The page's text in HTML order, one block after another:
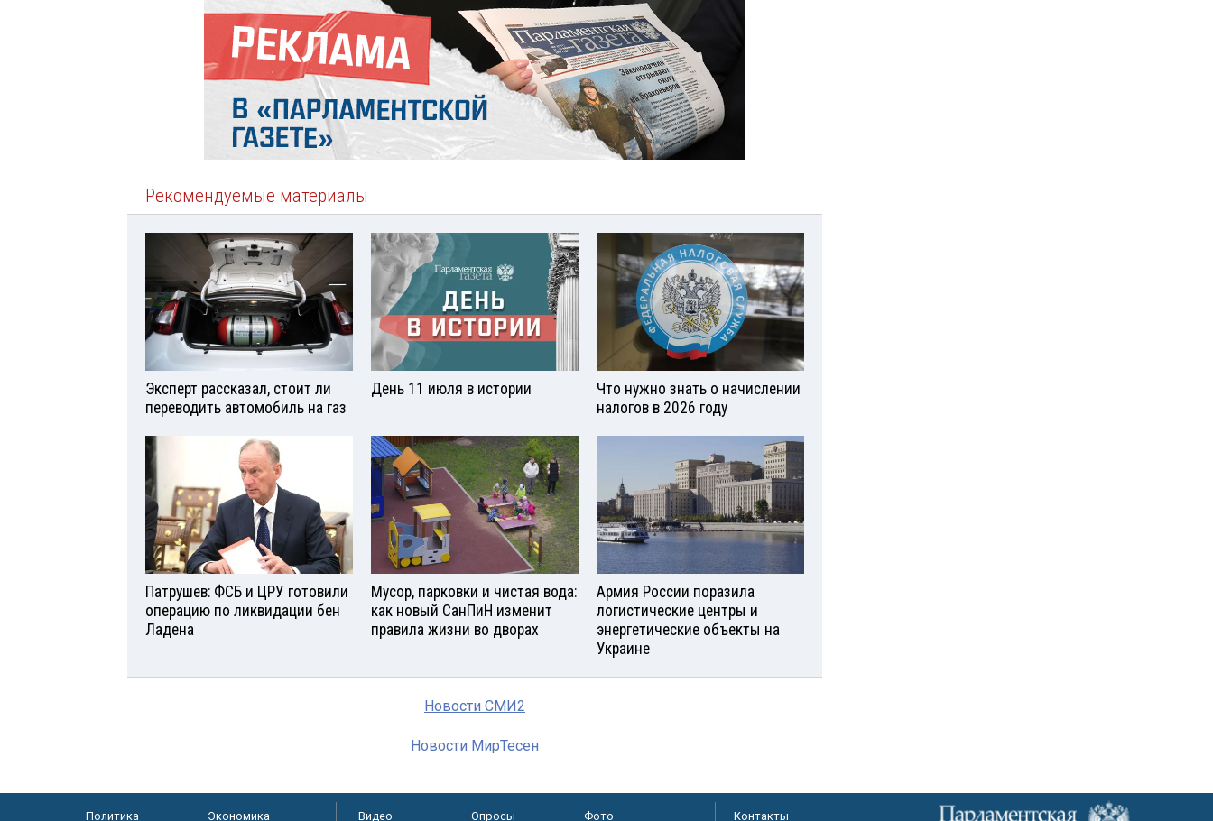
Рекомендуемые материалы
Эксперт рассказал, стоит ли
переводить автомобиль на газ
День 11 июля в истории
Что нужно знать о начислении
налогов в 2026 году
Патрушев: ФСБ и ЦРУ готовили
операцию по ликвидации бен
Ладена
Мусор, парковки и чистая вода:
как новый СанПиН изменит
правила жизни во дворах
Армия России поразила
логистические центры и
энергетические объекты на
Украине
Новости СМИ2
Новости МирТесен
Политика Экономика Видео Опросы Фото Контакты